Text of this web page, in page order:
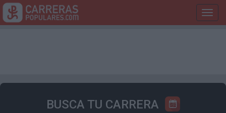
BUSCA TU CARRERA